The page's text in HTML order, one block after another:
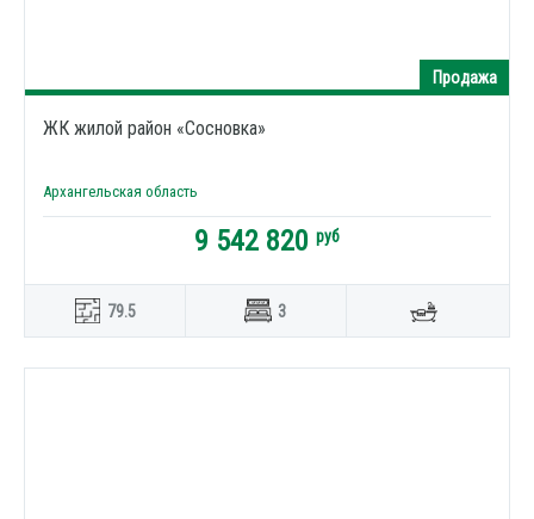
Продажа
ЖК жилой район «Сосновка»
Архангельская область
9 542 820 руб
79.5 3